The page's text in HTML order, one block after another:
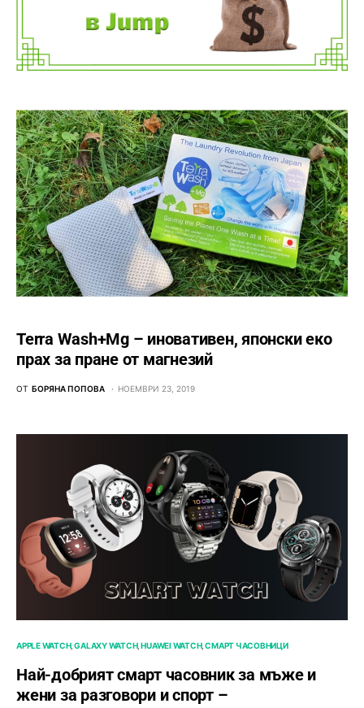
Terra Wash+Mg – иновативен, японски еко
прах за пране от магнезий
ОТ БОРЯНА ПОПОВА НОЕМВРИ 23, 2019
APPLE WATCH GALAXY WATCH HUAWEI WATCH СМАРТ ЧАСОВНИЦИ
Най-добрият смарт часовник за мъже и
жени за разговори и спорт –